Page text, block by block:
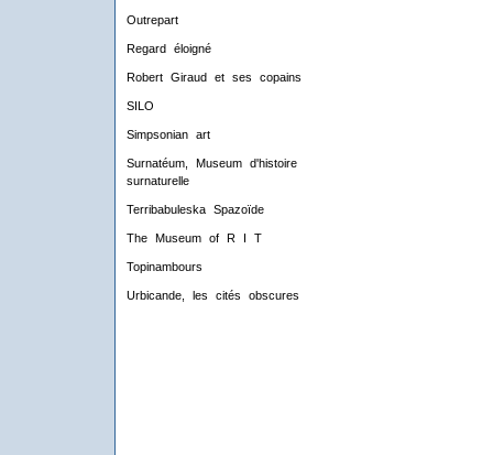
Outrepart
Regard éloigné
Robert Giraud et ses copains
SILO
Simpsonian art
Surnatéum, Museum d'histoire
surnaturelle
Terribabuleska Spazoïde
The Museum of R I T
Topinambours
Urbicande, les cités obscures